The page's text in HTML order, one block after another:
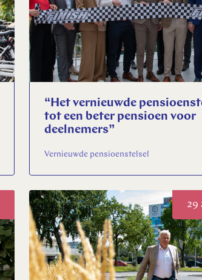
Selecteer uw
“Het vernieuwde
tot een beter pensioen voor
deelnemers”
Vernieuwde pensioenstelsel
29